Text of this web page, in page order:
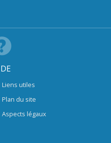
Liens utiles
Plan du site
Aspects légaux